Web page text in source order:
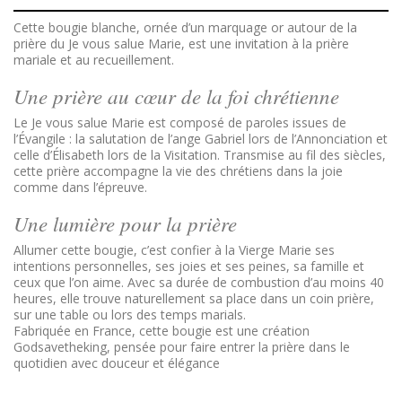
Cette bougie blanche, ornée d’un marquage or autour de la
prière du Je vous salue Marie, est une invitation à la prière
mariale et au recueillement.
Une prière au cœur de la foi chrétienne
Le Je vous salue Marie est composé de paroles issues de
l’Évangile : la salutation de l’ange Gabriel lors de l’Annonciation et
celle d’Élisabeth lors de la Visitation. Transmise au fil des siècles,
cette prière accompagne la vie des chrétiens dans la joie
comme dans l’épreuve.
Une lumière pour la prière
Allumer cette bougie, c’est confier à la Vierge Marie ses
intentions personnelles, ses joies et ses peines, sa famille et
ceux que l’on aime. Avec sa durée de combustion d’au moins 40
heures, elle trouve naturellement sa place dans un coin prière,
sur une table ou lors des temps marials.
Fabriquée en France, cette bougie est une création
Godsavetheking, pensée pour faire entrer la prière dans le
quotidien avec douceur et élégance